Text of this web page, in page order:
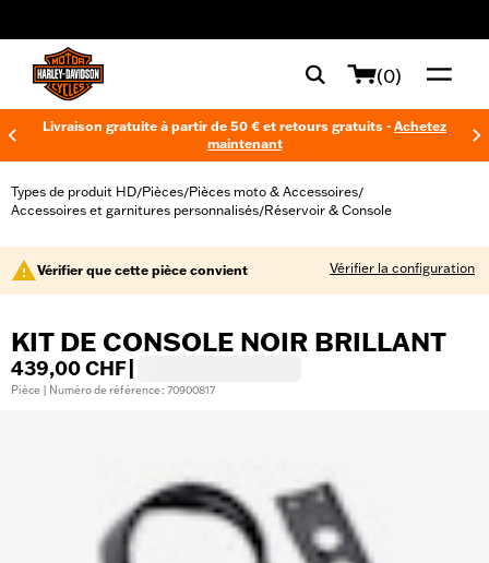
(0)
Livraison gratuite à partir de 50 € et retours gratuits - Achetez
maintenant
Types de produit HD/Pièces/Pièces moto & Accessoires/
Accessoires et garnitures personnalisés/Réservoir & Console
Vérifier que cette pièce convient Vérifier la configuration
KIT DE CONSOLE NOIR BRILLANT
439,00 CHF
Pièce | Numéro de référence : 70900817